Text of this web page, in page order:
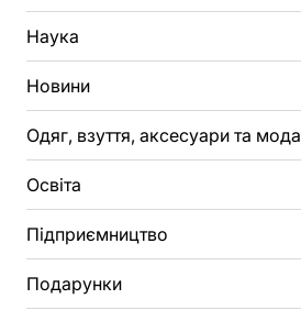
Наука
Новини
Одяг, взуття, аксесуари та мода
Освіта
Підприємництво
Подарунки